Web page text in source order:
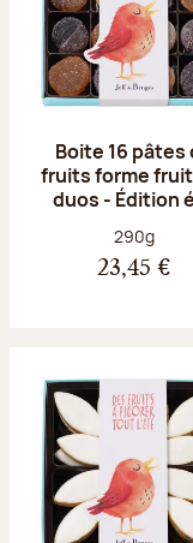
Boite 16 pâtes
fruits forme
duos - Édition
Poids net :
290g
23,45 €